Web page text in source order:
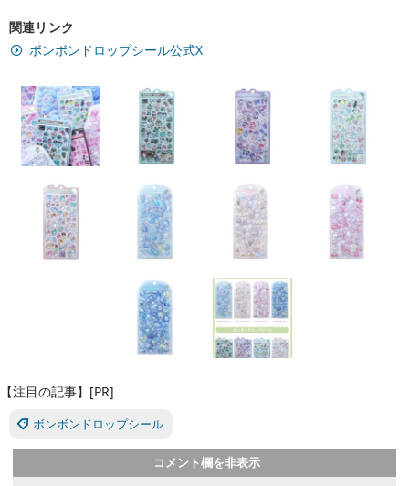
関連リンク
ボンボンドロップシール公式X
【注目の記事】[PR]
ボンボンドロップシール
コメント欄を非表示